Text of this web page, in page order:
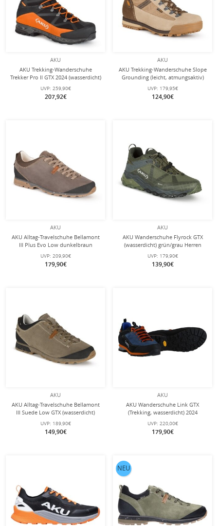
AKU
AKU Trekking-Wanderschuhe
Trekker Pro II GTX 2024 (wasserdicht)
schwarz/orange Herren
UVP: 259,90€
207,92€
AKU
AKU Trekking-Wanderschuhe Slope
Grounding (leicht, atmungsaktiv)
2024 braun Herren
UVP: 179,95€
124,90€
AKU
AKU Alltag-Travelschuhe Bellamont
III Plus Evo Low dunkelbraun
Herren
UVP: 209,90€
179,90€
AKU
AKU Wanderschuhe Flyrock GTX
(wasserdicht) grün/grau Herren
UVP: 179,90€
139,90€
AKU
AKU Alltag-Travelschuhe Bellamont
III Suede Low GTX (wasserdicht)
sandbraun/schwarz Herren
UVP: 189,90€
149,90€
AKU
AKU Wanderschuhe Link GTX
(Trekking, wasserdicht) 2024
blau/orange Herren
UVP: 220,00€
179,90€
NEU